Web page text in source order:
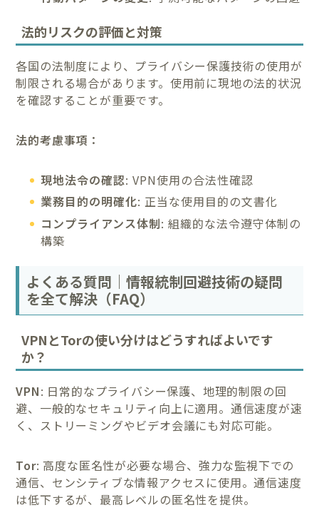
法的リスクの評価と対策
各国の法制度により、プライバシー保護技術の使用が
制限される場合があります。使用前に現地の法的状況
を確認することが重要です。
法的考慮事項：
現地法令の確認: VPN使用の合法性確認
業務目的の明確化: 正当な使用目的の文書化
コンプライアンス体制: 組織的な法令遵守体制の
構築
よくある質問｜情報統制回避技術の疑問
を全て解決（FAQ）
VPNとTorの使い分けはどうすればよいです
か？
VPN: 日常的なプライバシー保護、地理的制限の回
避、一般的なセキュリティ向上に適用。通信速度が速
く、ストリーミングやビデオ会議にも対応可能。
Tor: 高度な匿名性が必要な場合、強力な監視下での
通信、センシティブな情報アクセスに使用。通信速度
は低下するが、最高レベルの匿名性を提供。